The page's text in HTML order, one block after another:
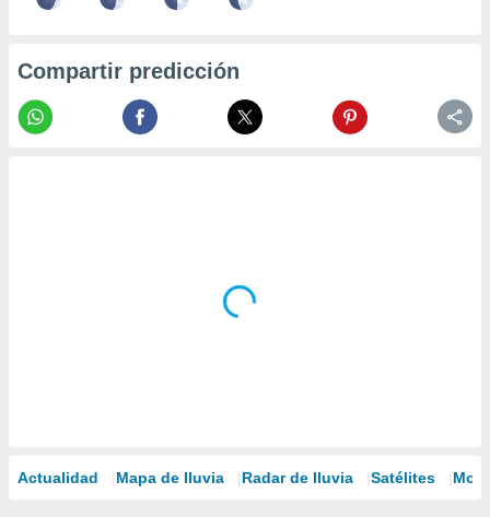
Compartir predicción
Actualidad Mapa de lluvia Radar de lluvia Satélites